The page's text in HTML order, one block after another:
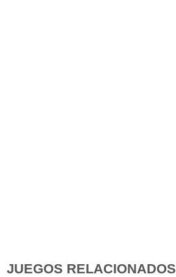
JUEGOS RELACIONADOS